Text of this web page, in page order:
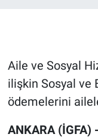
Aile ve Sosyal
ilişkin Sosyal ve
ödemelerini
ANKARA (İGFA) -